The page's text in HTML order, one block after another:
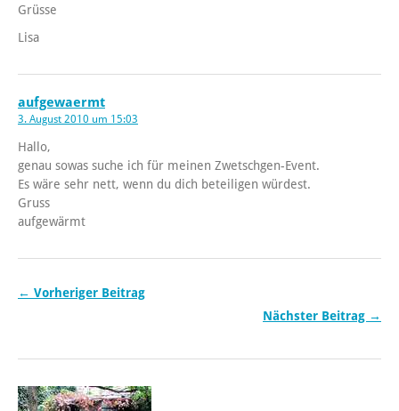
Grüsse
Lisa
aufgewaermt
3. August 2010 um 15:03
Hallo,
genau sowas suche ich für meinen Zwetschgen-Event.
Es wäre sehr nett, wenn du dich beteiligen würdest.
Gruss
aufgewärmt
← Vorheriger Beitrag
Nächster Beitrag →